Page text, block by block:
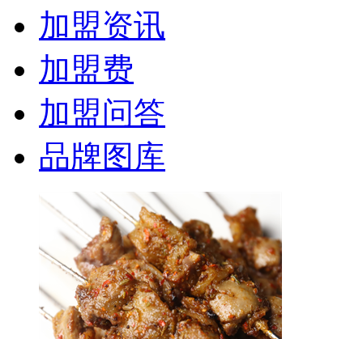
加盟资讯
加盟费
加盟问答
品牌图库